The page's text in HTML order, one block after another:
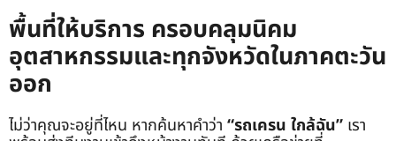
พื้นที่ให้บริการ ครอบคลุมนิคม
อุตสาหกรรมและทุกจังหวัดในภาคตะวัน
ออก
ไม่ว่าคุณจะอยู่ที่ไหน หากค้นหาคำว่า “รถเครน ใกล้ฉัน” เรา